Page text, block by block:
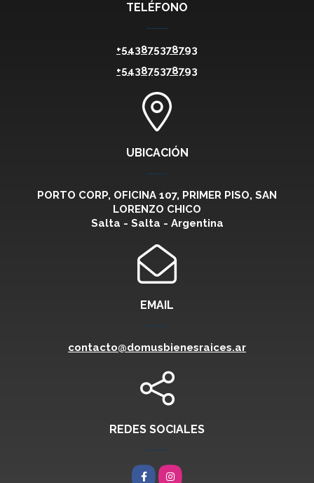
TELÉFONO
+543875378793
+543875378793
UBICACIÓN
PORTO CORP, OFICINA 107, PRIMER PISO, SAN
LORENZO CHICO
Salta - Salta - Argentina
EMAIL
contacto@domusbienesraices.ar
REDES SOCIALES
FacebookInstagram